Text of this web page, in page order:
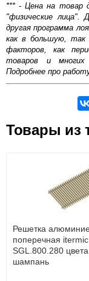
*** - Цена на товар
"физические лица".
другая программа
как в большую,
факторов, как
товаров и многих
Подробнее про
Оставьте отзыв
Доставка
Наличный
Банковской
времени
Банковской
Интернет-
Qiwi-
подробнее...
Товары из
Решетка
поперечная itermic
SGL.800.280 цвета
шампань